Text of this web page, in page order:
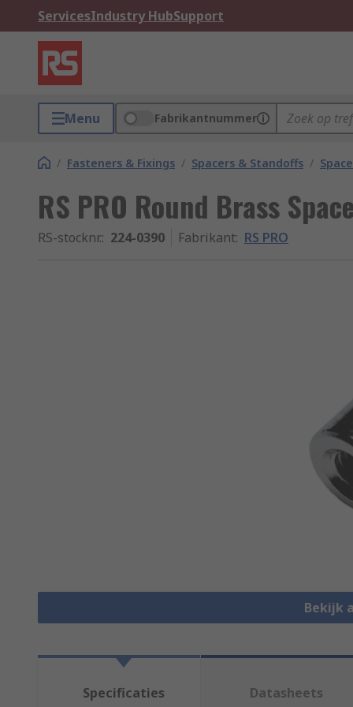
ServicesIndustry HubSupport
Menu Fabrikantnummer
/ Fasteners & Fixings / Spacers & Standoffs /
RS PRO Round Brass
RS-stocknr.: 224-0390 Fabrikant: RS PRO
Bekijk
Specificaties Datasheets